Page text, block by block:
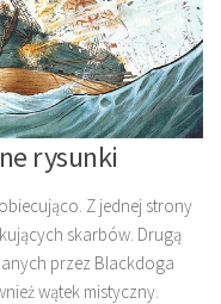
rysunki
Z jednej strony
skarbów. Drugą
przez Blackdoga
wątek mistyczny.